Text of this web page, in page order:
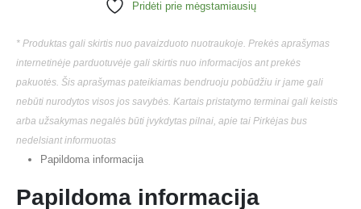
Pridėti prie mėgstamiausių
* Produktas gali skirtis nuo pavaizduoto nuotraukoje. Prekės aprašymas
internetinėje parduotuvėje gali skirtis nuo informacijos ant prekės
pakuotės. Šis aprašymas pateikiamas bendruoju pobūdžiu ir jame gali
nebūti nurodytos visos jos savybės. Kartais pristatymo terminai gali keistis
arba užsakymas negalės būti įvykdytas pilnai, apie tai Pirkėjas bus
nedelsiant informuotas
Papildoma informacija
Papildoma informacija